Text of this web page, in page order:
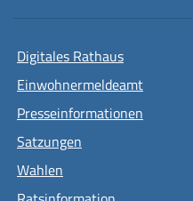
Digitales Rathaus
Einwohnermeldeamt
Presseinformationen
Satzungen
Wahlen